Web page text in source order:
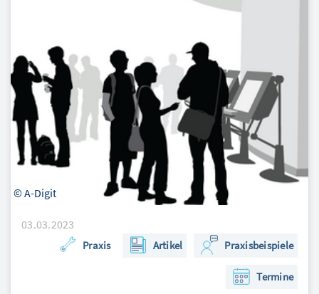
© A-Digit
03.03.2023
Praxis Artikel Praxisbeispiele
Termine